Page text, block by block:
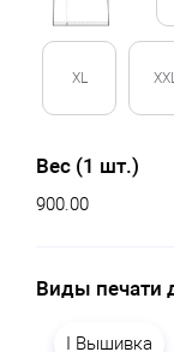
XL
Вес (1 шт.)
900.00
Виды печати
I Вышивка